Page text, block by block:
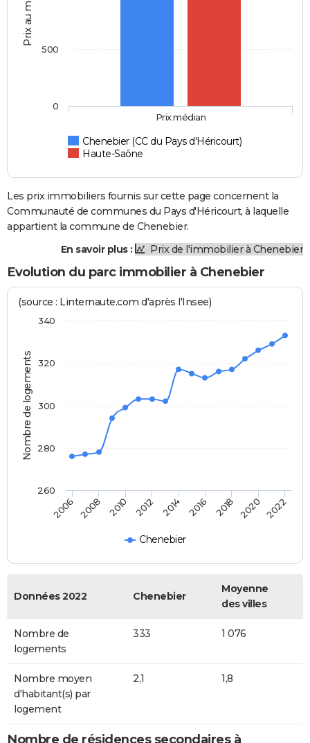
Prix au m2
Chenebier (CC du Pays d'Héricourt)
Haute-Saône
Prix médian
0
500
Les prix immobiliers fournis sur cette page concernent la
Communauté de communes du Pays d'Héricourt, à laquelle
appartient la commune de Chenebier.
En savoir plus :
Prix de l'immobilier à Chenebier
Evolution du parc immobilier à Chenebier
Nombre de logements
(source : Linternaute.com d'après l'Insee)
Chenebier
2006 2008 2010 2012 2014 2016 2018 2020 2022
260
280
300
320
340
Données 2022 Chenebier
Moyenne
des villes
Nombre de
logements
333 1 076
Nombre moyen
d'habitant(s) par
logement
2,1 1,8
Nombre de résidences secondaires à